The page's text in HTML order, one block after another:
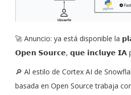
🚀 Anuncio: ya está disponible la
𝗢𝗽𝗲𝗻 𝗦𝗼𝘂𝗿𝗰𝗲, 𝗾𝘂𝗲 𝗶𝗻𝗰𝗹𝘂𝘆𝗲 𝗜𝗔
🔎 Al estilo de Cortex AI de
basada en Open Source trabaja con